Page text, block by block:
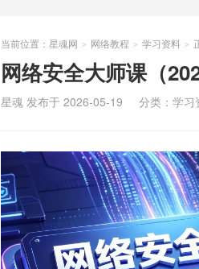
当前位置： 星魂网 > 网络教程 > 学习资料 >
网络安全大师课（
星魂 发布于 2026-05-19 分类： 学习